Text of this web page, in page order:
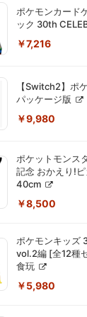
ポケモンカード
ック 30th
￥7,216
【Switch2】ポ
パッケージ版
￥9,980
ポケットモンス
記念 おかえり!
40cm
￥8,500
ポケモンキッズ
vol.2編 [全12種
食玩
￥5,980